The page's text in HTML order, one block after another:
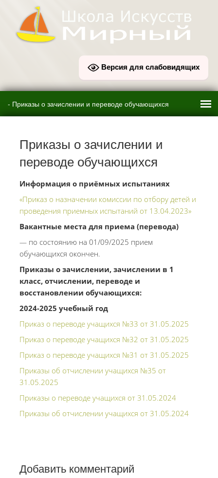
Версия для слабовидящих
Приказы о зачислении и
переводе обучающихся
Информация о приёмных испытаниях
«Приказ о назначении комиссии по отбору детей и
проведения приемных испытаний от 13.04.2023»
Вакантные места для приема (перевода)
— по состоянию на 01/09/2025 прием
обучающихся окончен.
Приказы о зачислении, зачислении в 1
класс, отчислении, переводе и
восстановлении обучающихся:
2024-2025 учебный год
Приказ о переводе учащихся №33 от 31.05.2025
Приказ о переводе учащихся №32 от 31.05.2025
Приказ о переводе учащихся №31 от 31.05.2025
Приказы об отчислении учащихся №35 от
31.05.2025
Приказы о переводе учащихся от 31.05.2024
Приказы об отчислении учащихся от 31.05.2024
Добавить комментарий